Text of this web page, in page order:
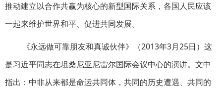
推动建立以合作共赢为核心的新型国际关系，各国人民应该
一起来维护世界和平、促进共同发展。
《永远做可靠朋友和真诚伙伴》（2013年3月25日）这
是习近平同志在坦桑尼亚尼雷尔国际会议中心的演讲。文中
指出：中非从来都是命运共同体，共同的历史遭遇、共同的